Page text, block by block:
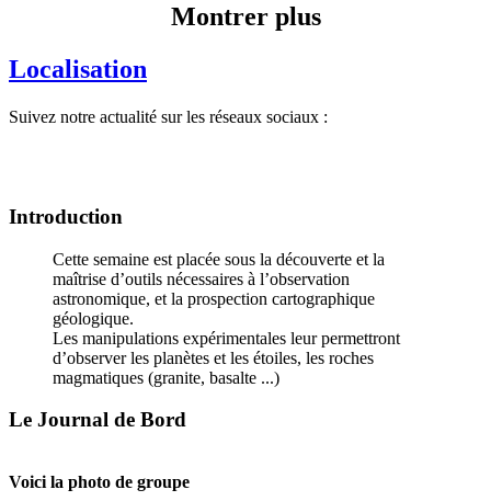
Montrer plus
Localisation
Suivez notre actualité sur les réseaux sociaux :
Introduction
Cette semaine est placée sous la découverte et la
maîtrise d’outils nécessaires à l’observation
astronomique, et la prospection cartographique
géologique.
Les manipulations expérimentales leur permettront
d’observer les planètes et les étoiles, les roches
magmatiques (granite, basalte ...)
Le Journal de Bord
Voici la photo de groupe